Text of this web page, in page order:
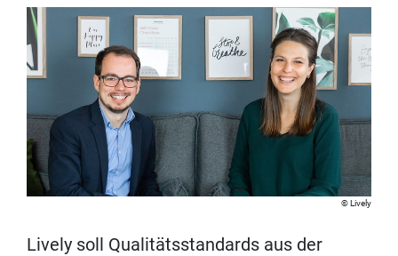
Lively
Lively soll Qualitätsstandards aus der